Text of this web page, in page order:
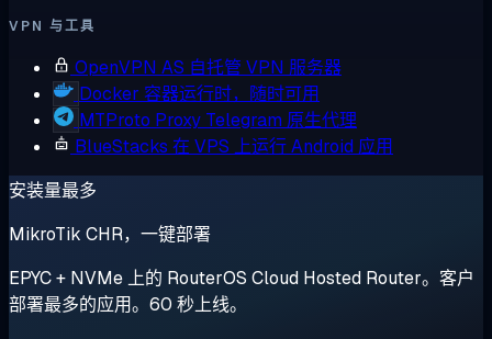
VPN 与工具
OpenVPN AS 自托管 VPN 服务器
Docker 容器运行时，随时可用
MTProto Proxy Telegram 原生代理
BlueStacks 在 VPS 上运行 Android 应用
安装量最多
MikroTik CHR，一键部署
EPYC + NVMe 上的 RouterOS Cloud Hosted Router。客户
部署最多的应用。60 秒上线。